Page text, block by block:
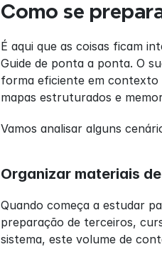
Como se
É aqui que as coisas ficam
Guide de ponta a ponta. O
forma eficiente em contexto
mapas estruturados e
Vamos analisar alguns
Organizar materiais
Quando começa a estudar
preparação de terceiros,
sistema, este volume de